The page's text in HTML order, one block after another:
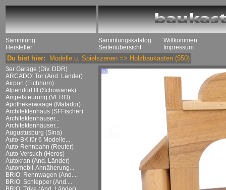
Sammlung
Hersteller
Sammlungskatalog
Seitenübersicht
Willkommen
Impressum
Du bist hier: Modelle u. Spielszenen => Holzbaukasten (550)
3er Garage (Div. DDR)
ARCADO: Tor (And. Länder)
Airport (Eichhorn)
Alpendorf III (Schowanek)
Ampelsteürung (VERO)
Apothekerwaage (Matador)
Architektenhaus (SFFischer)
Architektenhäuser...
Architektenhäuser...
Augustusburg (Sina)
Auto-BK für 6 Modelle...
Auto-Rennbahn (Reuter)
Auto-Versuch (Heros)
Autokran (And. Länder)
Automobil-Annäherung...
BRIO: Rennwagen (And....
BRIO: Schlepper (And....